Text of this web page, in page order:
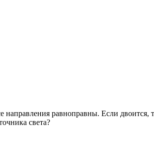
равноправны. Если двоится,
света?